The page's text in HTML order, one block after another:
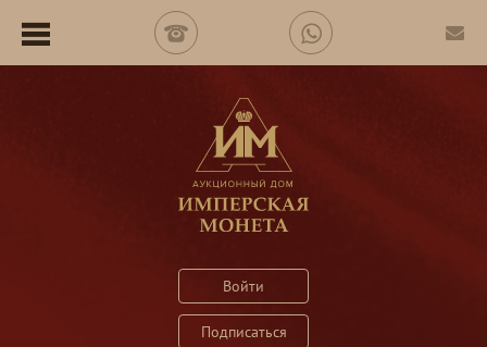
Войти
Подписаться